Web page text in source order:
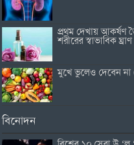
প্রথম দেখায় আকর্ষণ
শরীরের স্বাভাবিক ঘ্রাণ
মুখে ভুলেও দেবেন না
বিনোদন